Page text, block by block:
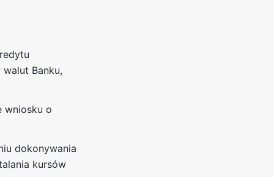
Banku,
wniosku o
dokonywania
kursów